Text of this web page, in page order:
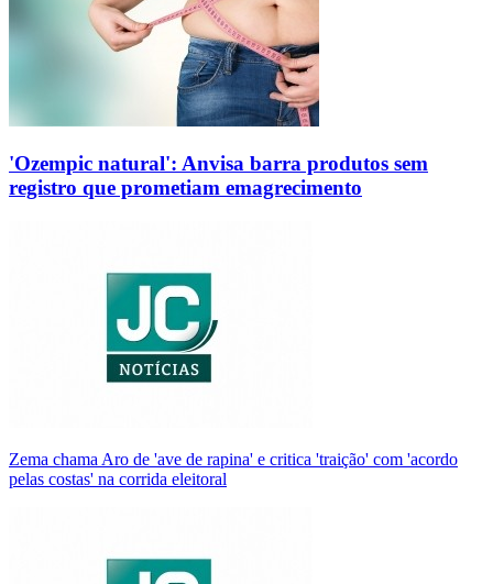
'Ozempic natural': Anvisa barra produtos sem
registro que prometiam emagrecimento
Zema chama Aro de 'ave de rapina' e critica 'traição' com 'acordo
pelas costas' na corrida eleitoral